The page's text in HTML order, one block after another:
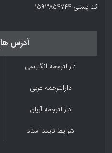
کد پستی ۱۵۹۳۸۵۴۷۴۴
آدرس
دارالترجمه انگلیسی
دارالترجمه عربی
دارالترجمه آریان
شرایط تایید اسناد